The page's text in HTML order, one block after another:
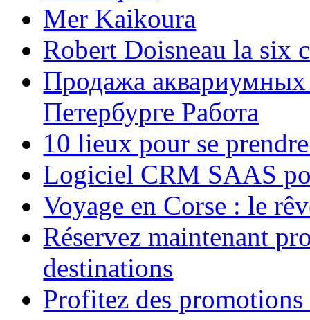
Mer Kaikoura
Robert Doisneau la six
Продажа аквариумных
Петербурге Работа
10 lieux pour se
Logiciel CRM SAAS
Voyage en Corse : le
Réservez maintenant
destinations
Profitez des